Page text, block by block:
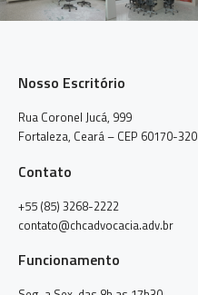
Nosso Escritório
Rua Coronel Jucá, 999
Fortaleza, Ceará – CEP 60170-320
Contato
+55 (85) 3268-2222
contato@chcadvocacia.adv.br
Funcionamento